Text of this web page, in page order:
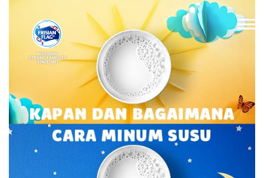
BUILDING
STRONG FAMILIES
SINCE 1871